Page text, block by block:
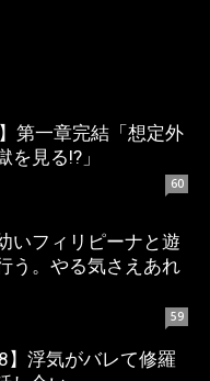
第一章完結「想定外
見る!?」
60
いフィリピーナと遊
う。やる気さえあれ
59
】浮気がバレて修羅